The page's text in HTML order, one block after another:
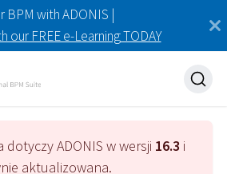
BPM with ADONIS |
our FREE e-Learning TODAY
dotyczyADONIS w wersji 16.3 i
aktualizowana.